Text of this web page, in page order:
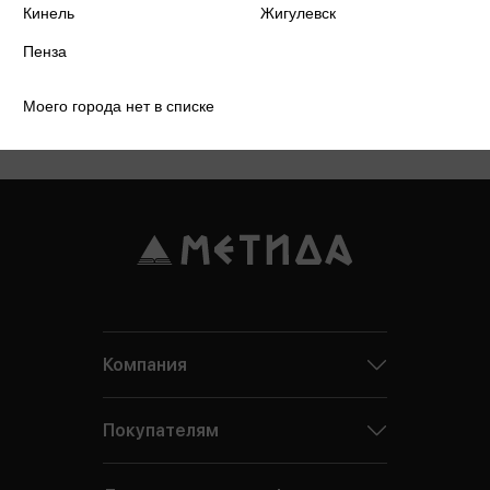
Кинель Жигулевск
Пенза
Моего города нет в списке
Компания
Покупателям